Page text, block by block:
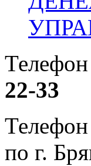
22-33
по г.